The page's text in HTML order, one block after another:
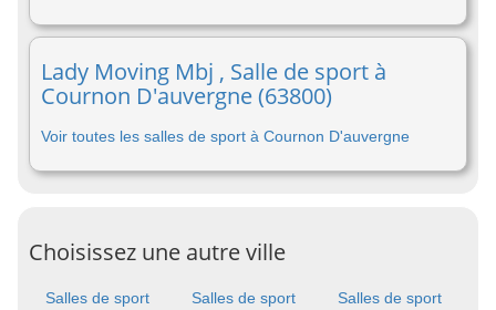
Lady Moving Mbj , Salle de sport à
Cournon D'auvergne (63800)
Voir toutes les salles de sport à Cournon D'auvergne
Choisissez une autre ville
Salles de sport
Salles de sport
Salles de sport